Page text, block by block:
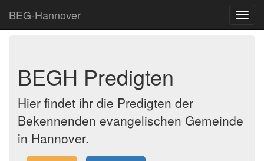
BEG-Hannover
Toggle
BEGH Predigten
Hier findet ihr die Predigten der
Bekennenden evangelischen Gemeinde
in Hannover.